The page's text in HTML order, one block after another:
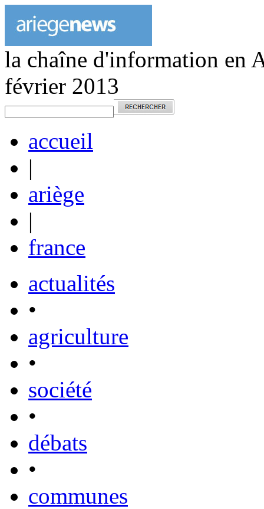
la chaîne d'information en
février 2013
accueil
|
ariège
|
france
actualités
•
agriculture
•
société
•
débats
•
communes